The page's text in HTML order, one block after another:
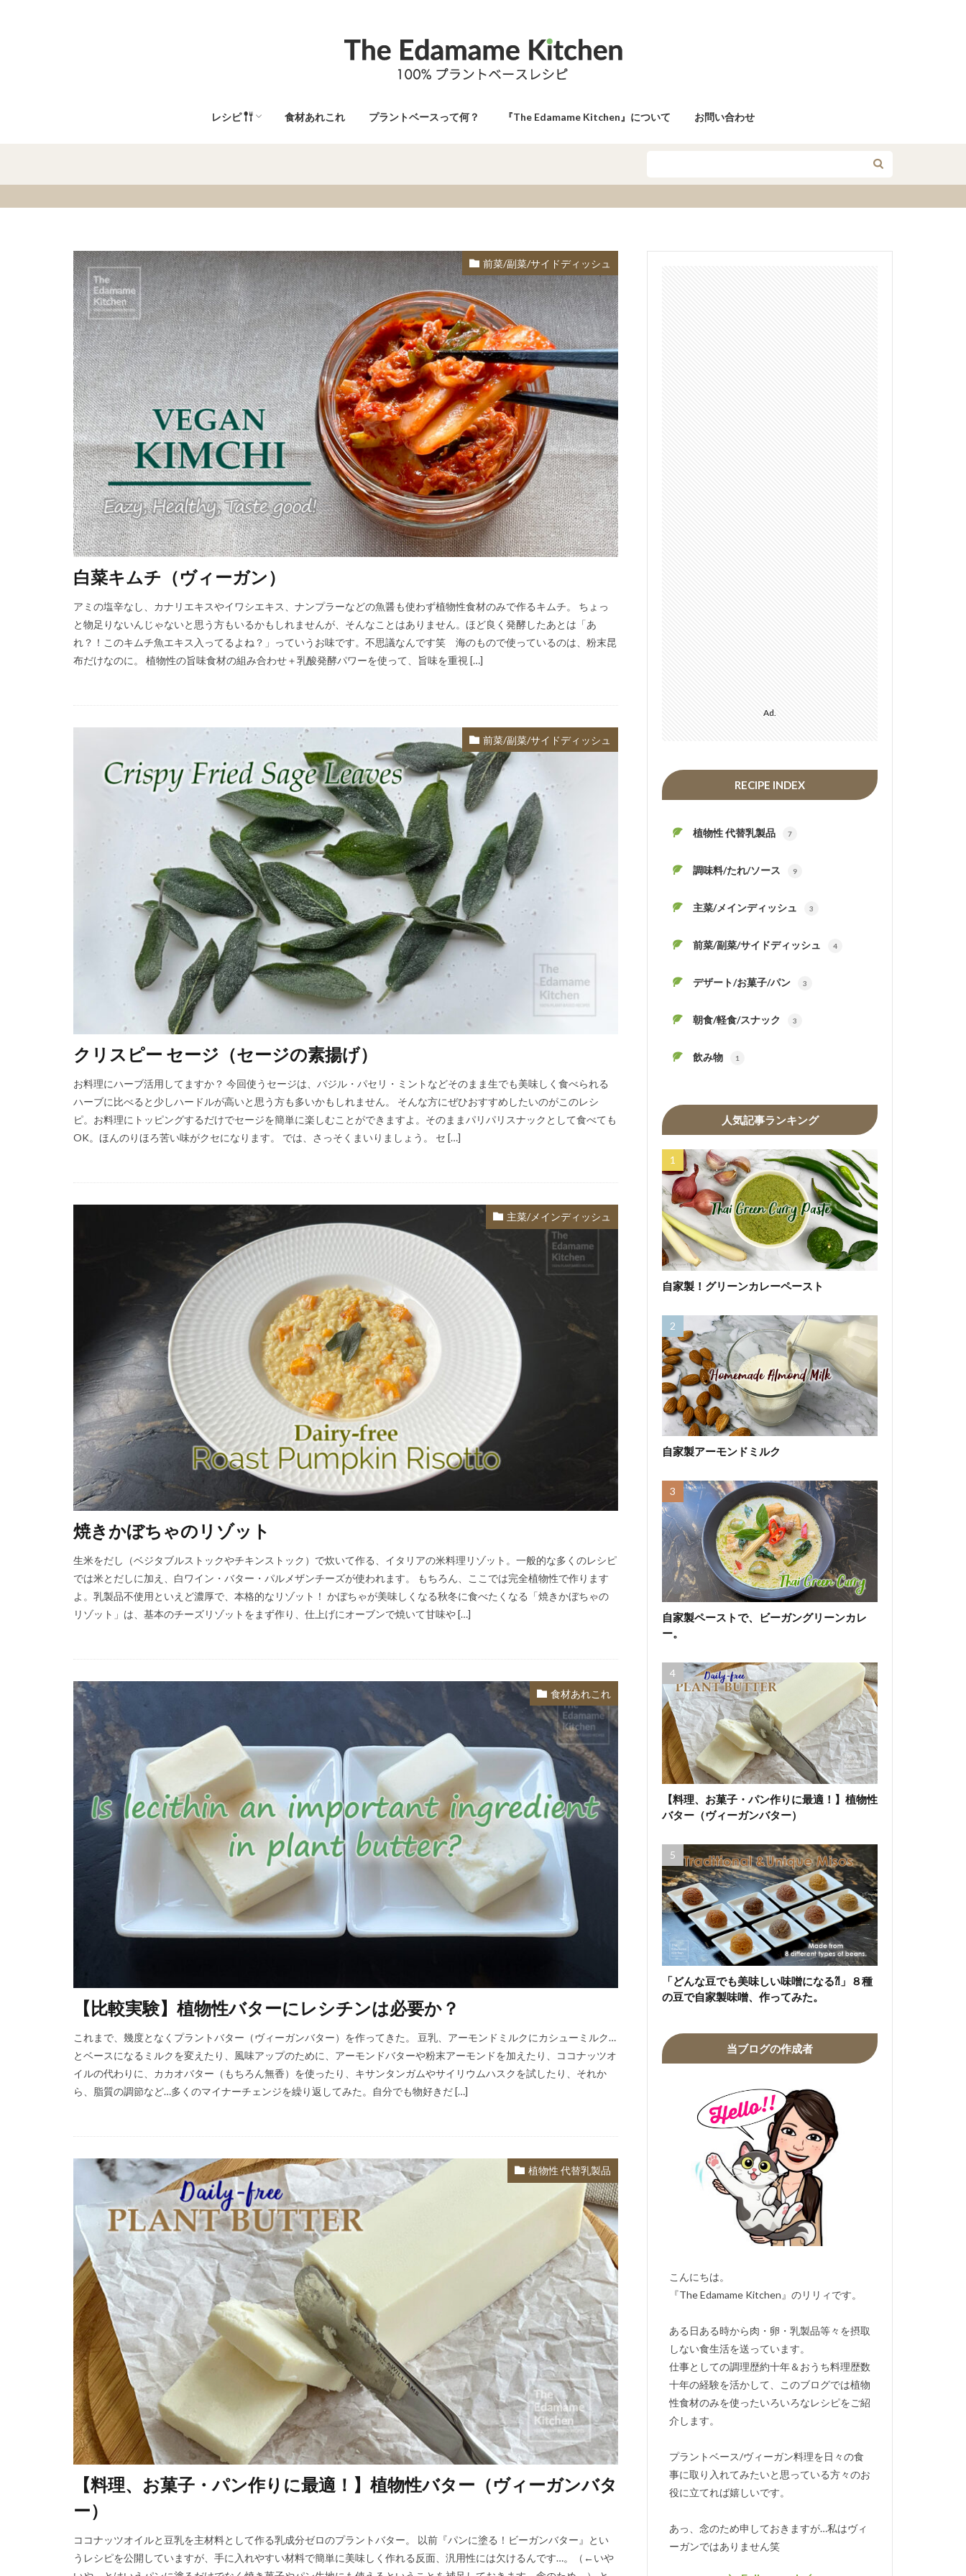
レシピ 食材あれこれ プラントベースって何？ 『The Edamame Kitchen』について お問い合わせ
前菜/副菜/サイドディッシュ
白菜キムチ（ヴィーガン）
アミの塩辛なし、カナリエキスやイワシエキス、ナンプラーなどの魚醤も使わず植物性食材のみで作るキムチ。 ちょっ
と物足りないんじゃないと思う方もいるかもしれませんが、そんなことはありません。ほど良く発酵したあとは「あ
れ？！このキムチ魚エキス入ってるよね？」っていうお味です。不思議なんです笑 海のもので使っているのは、粉末昆
布だけなのに。 植物性の旨味食材の組み合わせ＋乳酸発酵パワーを使って、旨味を重視 […]
前菜/副菜/サイドディッシュ
クリスピー セージ（セージの素揚げ）
お料理にハーブ活用してますか？ 今回使うセージは、バジル・パセリ・ミントなどそのまま生でも美味しく食べられる
ハーブに比べると少しハードルが高いと思う方も多いかもしれません。 そんな方にぜひおすすめしたいのがこのレシ
ピ。お料理にトッピングするだけでセージを簡単に楽しむことができますよ。そのままパリパリスナックとして食べても
OK。ほんのりほろ苦い味がクセになります。 では、さっそくまいりましょう。 セ […]
主菜/メインディッシュ
焼きかぼちゃのリゾット
生米をだし（ベジタブルストックやチキンストック）で炊いて作る、イタリアの米料理リゾット。一般的な多くのレシピ
では米とだしに加え、白ワイン・バター・パルメザンチーズが使われます。 もちろん、ここでは完全植物性で作ります
よ。乳製品不使用といえど濃厚で、本格的なリゾット！ かぼちゃが美味しくなる秋冬に食べたくなる「焼きかぼちゃの
リゾット」は、基本のチーズリゾットをまず作り、仕上げにオーブンで焼いて甘味や […]
食材あれこれ
【比較実験】植物性バターにレシチンは必要か？
これまで、幾度となくプラントバター（ヴィーガンバター）を作ってきた。 豆乳、アーモンドミルクにカシューミルク…
とベースになるミルクを変えたり、風味アップのために、アーモンドバターや粉末アーモンドを加えたり、ココナッツオ
イルの代わりに、カカオバター（もちろん無香）を使ったり、キサンタンガムやサイリウムハスクを試したり、それか
ら、脂質の調節など…多くのマイナーチェンジを繰り返してみた。自分でも物好きだ […]
植物性 代替乳製品
【料理、お菓子・パン作りに最適！】植物性バター（ヴィーガンバタ
ー）
ココナッツオイルと豆乳を主材料として作る乳成分ゼロのプラントバター。 以前『パンに塗る！ビーガンバター』とい
うレシピを公開していますが、手に入れやすい材料で簡単に美味しく作れる反面、汎用性には欠けるんです…。（←いや
Ad.
RECIPE INDEX
植物性 代替乳製品 7
調味料/たれ/ソース 9
主菜/メインディッシュ 3
前菜/副菜/サイドディッシュ 4
デザート/お菓子/パン 3
朝食/軽食/スナック 3
飲み物 1
人気記事ランキング
自家製！グリーンカレーペースト
自家製アーモンドミルク
自家製ペーストで、ビーガングリーンカレ
ー。
【料理、お菓子・パン作りに最適！】植物性
バター（ヴィーガンバター）
「どんな豆でも美味しい味噌になる⁈」８種
の豆で自家製味噌、作ってみた。
当ブログの作成者
こんにちは。
『The Edamame Kitchen』のリリィです。
ある日ある時から肉・卵・乳製品等々を摂取
しない食生活を送っています。
仕事としての調理歴約十年＆おうち料理歴数
十年の経験を活かして、このブログでは植物
性食材のみを使ったいろいろなレシピをご紹
介します。
プラントベース/ヴィーガン料理を日々の食
事に取り入れてみたいと思っている方々のお
役に立てれば嬉しいです。
あっ、念のため申しておきますが…私はヴィ
ーガンではありません笑